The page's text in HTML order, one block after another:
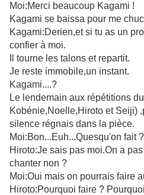
Moi:Merci beaucoup Kagami !
Kagami se baissa pour me
Kagami:Derien,et si tu as un
confier à moi.
Il tourne les talons et repartit.
Je reste immobile,un instant.
Kagami....?
Le lendemain aux répétitions
Kobénie,Noelle,Hiroto et Seiji)
silence régnais dans la pièce.
Moi:Bon...Euh...Quesqu'on fait ?
Hiroto:Je sais pas moi.On a
chanter non ?
Moi:Oui mais on pourrais faire
Hiroto:Pourquoi faire ?